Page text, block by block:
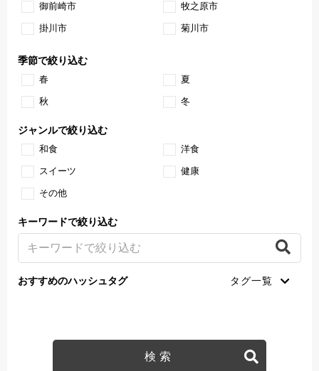
御前崎市 牧之原市
掛川市 菊川市
季節で絞り込む
春 夏
秋 冬
ジャンルで絞り込む
和食 洋食
スイーツ 健康
その他
キーワードで絞り込む
おすすめのハッシュタグ